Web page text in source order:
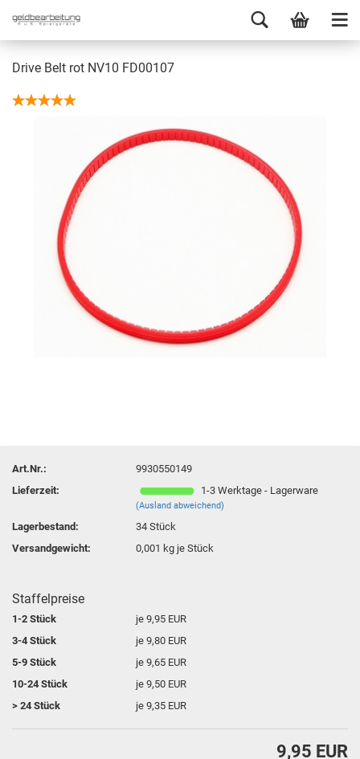
Drive Belt rot NV10 FD00107
Art.Nr.:
9930550149
Lieferzeit:
1-3 Werktage - Lagerware
(Ausland abweichend)
Lagerbestand: 34Stück
Versandgewicht:
0,001 kg je Stück
Staffelpreise
1-2 Stück
je 9,95 EUR
3-4 Stück
je 9,80 EUR
5-9 Stück
je 9,65 EUR
10-24 Stück
je 9,50 EUR
> 24 Stück
je 9,35 EUR
9,95 EUR